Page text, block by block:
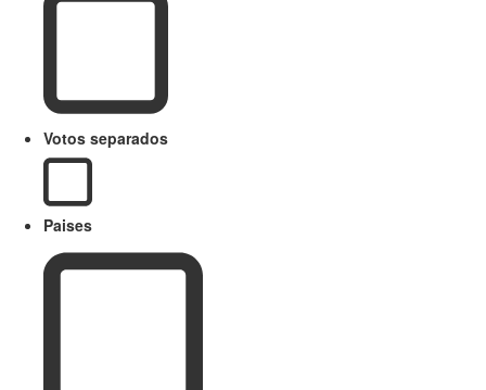
Votos separados
Paises